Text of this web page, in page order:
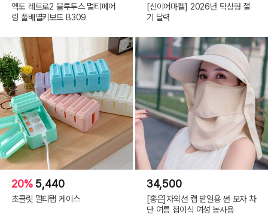
엑토 레트로2 블루투스 멀티페어
링 풀배열키보드 B309
[신이어마켙] 2026년 탁상형 절
기 달력
20% 5,440
초콜릿 멀티탭 케이스
34,500
[홍은]자외선 캡 밭일용 썬 모자 차
단 여름 접이식 여성 농사용